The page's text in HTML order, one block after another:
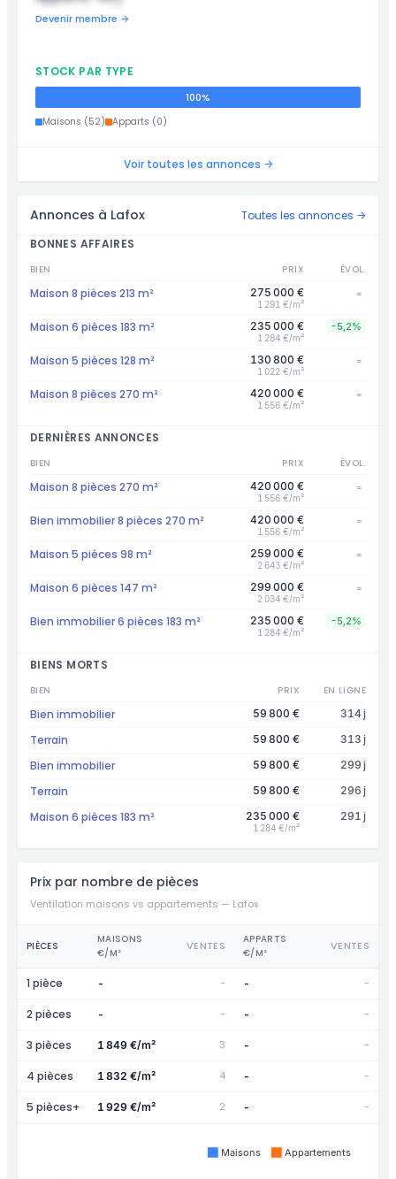
Devenir membre →
STOCK PAR TYPE
100%
Maisons (52) Apparts (0)
Voir toutes les annonces →
Annonces à Lafox
Toutes les annonces →
BONNES AFFAIRES
BIEN PRIX ÉVOL.
Maison 8 pièces 213 m² 275 000 €
1 291 €/m²
=
Maison 6 pièces 183 m² 235 000 €
1 284 €/m²
-5,2%
Maison 5 pièces 128 m² 130 800 €
1 022 €/m²
=
Maison 8 pièces 270 m² 420 000 €
1 556 €/m²
=
DERNIÈRES ANNONCES
BIEN PRIX ÉVOL.
Maison 8 pièces 270 m² 420 000 €
1 556 €/m²
=
Bien immobilier 8 pièces 270 m² 420 000 €
1 556 €/m²
=
Maison 5 pièces 98 m² 259 000 €
2 643 €/m²
=
Maison 6 pièces 147 m² 299 000 €
2 034 €/m²
=
Bien immobilier 6 pièces 183 m² 235 000 €
1 284 €/m²
-5,2%
BIENS MORTS
BIEN PRIX EN LIGNE
Bien immobilier 59 800 € 314 j
Terrain 59 800 € 313 j
Bien immobilier 59 800 € 299 j
Terrain 59 800 € 296 j
Maison 6 pièces 183 m² 235 000 €
1 284 €/m²
291 j
Prix par nombre de pièces
Ventilation maisons vs appartements — Lafox
PIÈCES
MAISONS
€/M²
VENTES
APPARTS
€/M²
VENTES
1 pièce - - - -
2 pièces - - - -
3 pièces 1 849 €/m² 3 - -
4 pièces 1 832 €/m² 4 - -
5 pièces+ 1 929 €/m² 2 - -
Maisons Appartements